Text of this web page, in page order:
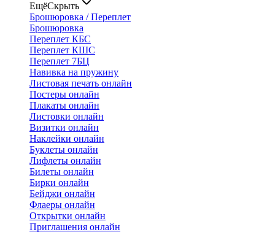
ЕщёСкрыть
Брошюровка / Переплет
Брошюровка
Переплет КБС
Переплет КШС
Переплет 7БЦ
Навивка на пружину
Листовая печать онлайн
Постеры онлайн
Плакаты онлайн
Листовки онлайн
Визитки онлайн
Наклейки онлайн
Буклеты онлайн
Лифлеты онлайн
Билеты онлайн
Бирки онлайн
Бейджи онлайн
Флаеры онлайн
Открытки онлайн
Приглашения онлайн